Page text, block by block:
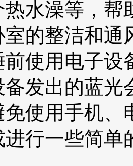
水澡等，帮
的整洁和通
使用电子设
出的蓝光
使用手机、
行一些简单